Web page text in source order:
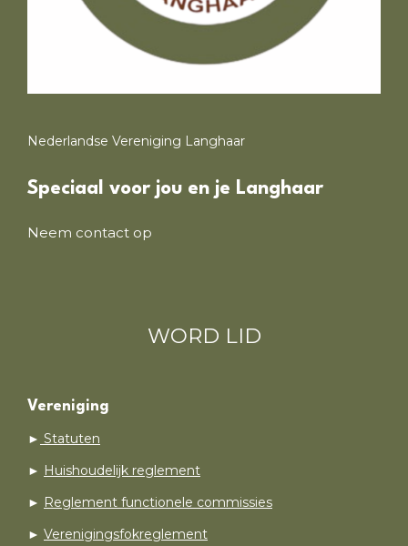
Nederlandse Vereniging Langhaar
Speciaal voor jou en je Langhaar
Neem contact op
WORD LID
Vereniging
► Statuten
► Huishoudelijk reglement
► Reglement functionele commissies
► Verenigingsfokreglement